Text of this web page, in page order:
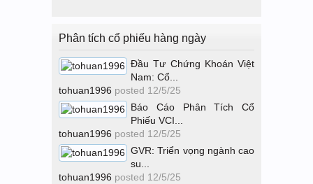
Phân tích cổ phiếu hàng ngày
Đầu Tư Chứng Khoán Việt
Nam: Cổ...
tohuan1996 posted 12/5/25
Báo Cáo Phân Tích Cổ
Phiếu VCI...
tohuan1996 posted 12/5/25
GVR: Triển vọng ngành cao
su...
tohuan1996 posted 12/5/25